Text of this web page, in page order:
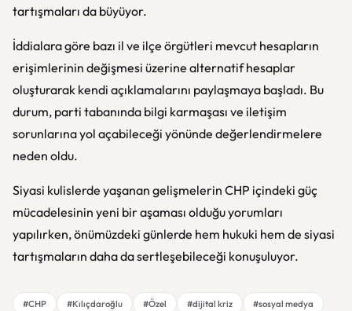
tartışmaları da büyüyor.
İddialara göre bazı il ve ilçe örgütleri mevcut hesapların
erişimlerinin değişmesi üzerine alternatif hesaplar
oluşturarak kendi açıklamalarını paylaşmaya başladı. Bu
durum, parti tabanında bilgi karmaşası ve iletişim
sorunlarına yol açabileceği yönünde değerlendirmelere
neden oldu.
Siyasi kulislerde yaşanan gelişmelerin CHP içindeki güç
mücadelesinin yeni bir aşaması olduğu yorumları
yapılırken, önümüzdeki günlerde hem hukuki hem de siyasi
tartışmaların daha da sertleşebileceği konuşuluyor.
#CHP #Kılıçdaroğlu #Özel #dijital kriz
#sosyal medya